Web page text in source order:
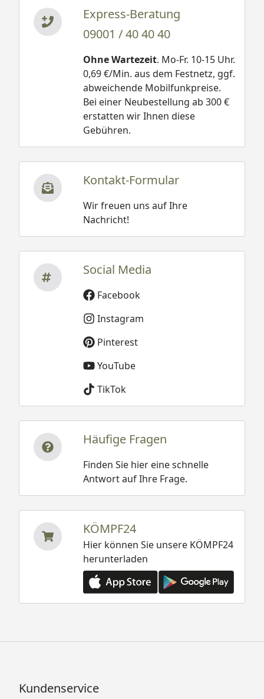
Express-Beratung
09001 / 40 40 40
Ohne Wartezeit. Mo-Fr. 10-15 Uhr.
0,69 €/Min. aus dem Festnetz, ggf.
abweichende Mobilfunkpreise.
Bei einer Neubestellung ab 300 €
erstatten wir Ihnen diese
Gebühren.
Kontakt-Formular
Wir freuen uns auf Ihre
Nachricht!
Social Media
Facebook
Instagram
Pinterest
YouTube
TikTok
Häufige Fragen
Finden Sie hier eine schnelle
Antwort auf Ihre Frage.
KÖMPF24
Hier können Sie unsere KÖMPF24
herunterladen
Kundenservice